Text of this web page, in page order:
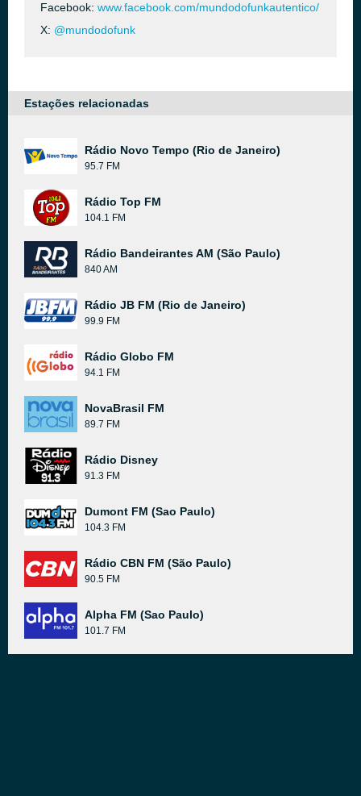
Facebook: www.facebook.com/mundodofunkautentico/
X: @mundodofunk
Estações relacionadas
Rádio Novo Tempo (Rio de Janeiro)
95.7 FM
Rádio Top FM
104.1 FM
Rádio Bandeirantes AM (São Paulo)
840 AM
Rádio JB FM (Rio de Janeiro)
99.9 FM
Rádio Globo FM
94.1 FM
NovaBrasil FM
89.7 FM
Rádio Disney
91.3 FM
Dumont FM (Sao Paulo)
104.3 FM
Rádio CBN FM (São Paulo)
90.5 FM
Alpha FM (Sao Paulo)
101.7 FM